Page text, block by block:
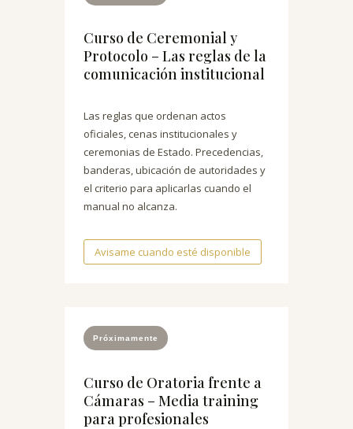
Curso de Ceremonial y
Protocolo – Las reglas de la
comunicación institucional
Las reglas que ordenan actos
oficiales, cenas institucionales y
ceremonias de Estado. Precedencias,
banderas, ubicación de autoridades y
el criterio para aplicarlas cuando el
manual no alcanza.
Avisame cuando esté disponible
Próximamente
Curso de Oratoria frente a
Cámaras – Media training
para profesionales